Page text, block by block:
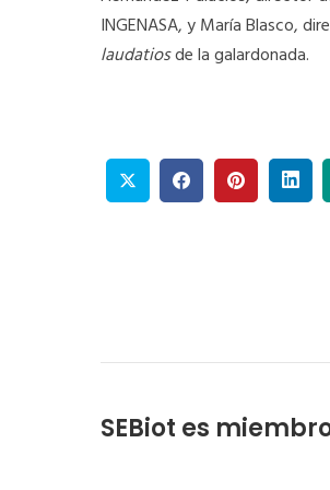
INGENASA, y María Blasco,
laudatiosde la galardonada.
SEBiot es